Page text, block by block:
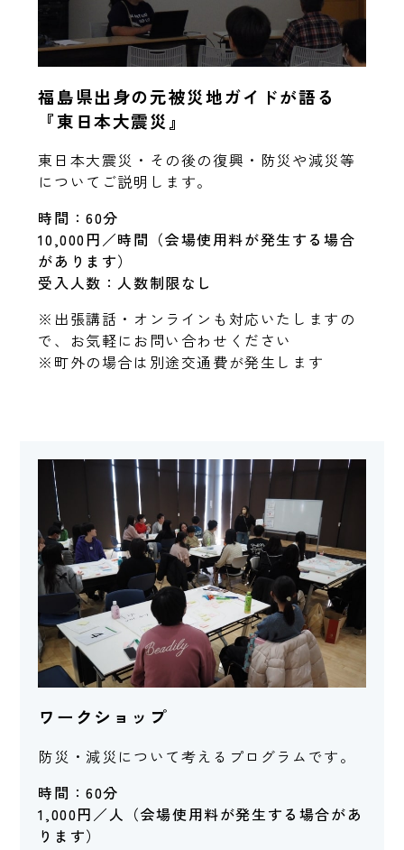
福島県出身の元被災地ガイドが語る
『東日本大震災』
東日本大震災・その後の復興・防災や減災等
についてご説明します。
時間：60分
10,000円／時間（会場使用料が発生する場合
があります）
受入人数：人数制限なし
※出張講話・オンラインも対応いたしますの
で、お気軽にお問い合わせください
※町外の場合は別途交通費が発生します
ワークショップ
防災・減災について考えるプログラムです。
時間：60分
1,000円／人（会場使用料が発生する場合があ
ります）